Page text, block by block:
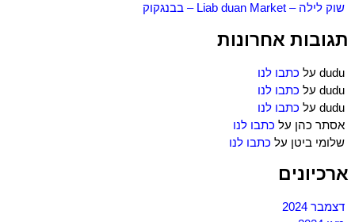
שוק לילה – Liab duan Market – בבנגקוק
תגובות אחרונות
dudu על כתבו לנו
dudu על כתבו לנו
dudu על כתבו לנו
אסתר כהן על כתבו לנו
שלומי ביטן על כתבו לנו
ארכיונים
דצמבר 2024